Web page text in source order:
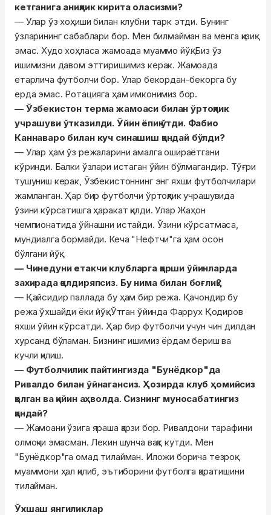
кетганига аниқлик кирита оласизми?
— Улар ўз хоҳиши билан клубни тарк этди. Бунинг
ўзларининг сабаблари бор. Мен билмайман ва менга қизиқ
эмас. Худо хоҳласа жамоада муаммо йўқ. Биз ўз
ишимизни давом эттиришимиз керак. Жамоада
етарлича футболчи бор. Улар бекордан-бекорга бу
ерда эмас. Ротацияга ҳам имконимиз бор.
— Ўзбекистон терма жамоаси билан ўртоқлик
учрашуви ўтказилди. Ўйин ёпиқ ўтди. Фабио
Каннаваро билан куч синашиш қандай бўлди?
— Улар ҳам ўз режаларини амалга ошираётгани
кўринди. Балки ўзлари истаган ўйин бўлмагандир. Тўғри
тушуниш керак, Ўзбекистоннинг энг яхши футболчилари
жамланган. Ҳар бир футболчи ўртоқлик учрашувида
ўзини кўрсатишга ҳаракат қилди. Улар Жаҳон
чемпионатида ўйнашни истайди. Ўзини кўрсатмаса,
мундиалга бормайди. Кеча "Нефтчи"га ҳам осон
бўлгани йўқ.
— Чинедуни етакчи клубларга қарши ўйинларда
захирада қолдиряпсиз. Бу нима билан боғлиқ?
— Қайсидир паллада бу ҳам бир режа. Қачондир бу
режа ўхшайди ёки йўқ. Ўтган ўйинда Фаррух Қодиров
яхши ўйин кўрсатди. Ҳар бир футболчи учун чин дилдан
хурсанд бўламан. Бизнинг ишимиз ёрдам бериш ва
кучли қилиш.
— Футболчилик пайтингизда "Бунёдкор"да
Ривалдо билан ўйнагансиз. Ҳозирда клуб ҳомийсиз
қолган ва қийин аҳволда. Сизнинг муносабатингиз
қандай?
— Жамоани ўзига яраша қарзи бор. Ривалдони тарафини
олмоқчи эмасман. Лекин шунча вақт кутди. Мен
"Бунёдкор"га омад тилайман. Иложи борича тезроқ
муаммони ҳал қилиб, эътиборини футболга қаратишини
тилайман.
Ўхшаш янгиликлар